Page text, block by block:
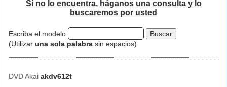
Si no lo encuentra, háganos una consulta y lo
buscaremos por usted
Escriba el modelo
(Utilizar una sola palabra sin espacios)
DVD Akai akdv612t